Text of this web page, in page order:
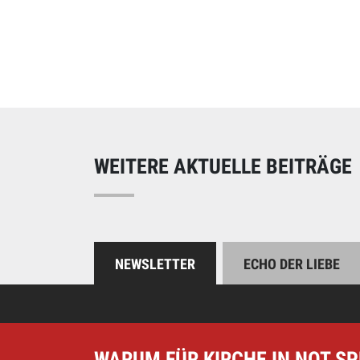
WEITERE AKTUELLE BEITRÄGE
NEWSLETTER ECHO DER LIEBE